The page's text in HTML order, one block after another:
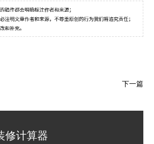
下一篇
修计算器